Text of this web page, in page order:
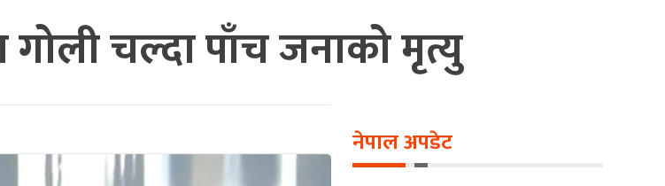
चल्दा पाँच जनाको मृत्यु
नेपाल अपडेट